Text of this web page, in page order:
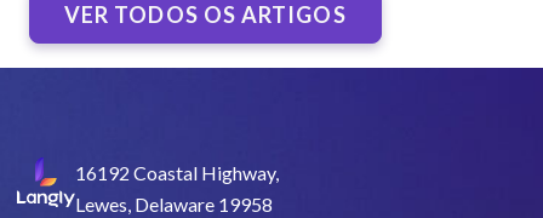
VER TODOS OS ARTIGOS
16192 Coastal Highway,
Lewes, Delaware 19958